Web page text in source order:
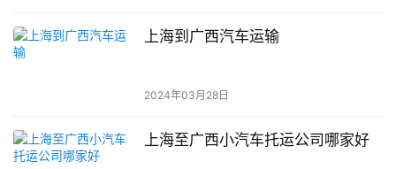
上海到广西汽车运输
2024年03月28日
上海至广西小汽车托运公司哪家好